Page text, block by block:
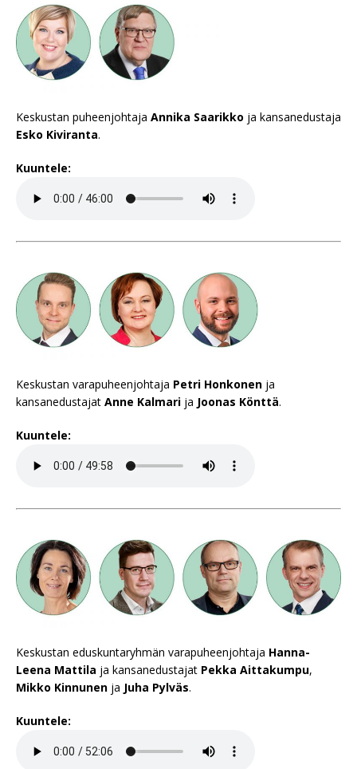
Keskustan puheenjohtaja Annika Saarikko ja kansanedustaja
Esko Kiviranta.
Kuuntele:
Keskustan varapuheenjohtaja Petri Honkonen ja
kansanedustajat Anne Kalmari ja Joonas Könttä.
Kuuntele:
Keskustan eduskuntaryhmän varapuheenjohtaja Hanna-
Leena Mattila ja kansanedustajat Pekka Aittakumpu,
Mikko Kinnunen ja Juha Pylväs.
Kuuntele: